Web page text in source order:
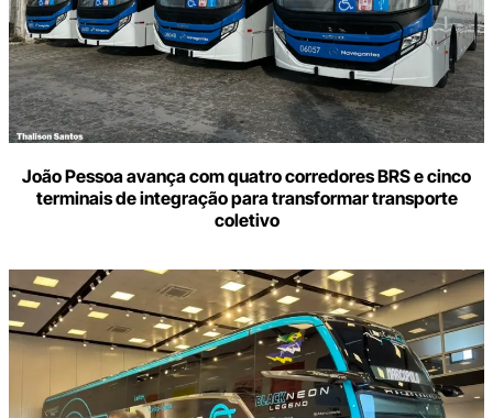
João Pessoa avança com quatro corredores BRS e cinco
terminais de integração para transformar transporte
coletivo